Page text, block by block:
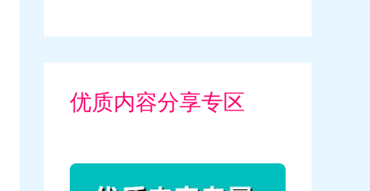
优质内容分享专区